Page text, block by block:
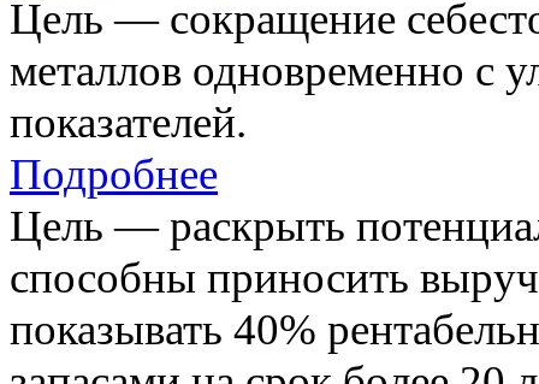
Цель — сокращение
металлов одновременно с
показателей.
Подробнее
Цель — раскрыть
способны приносить
показывать 40%